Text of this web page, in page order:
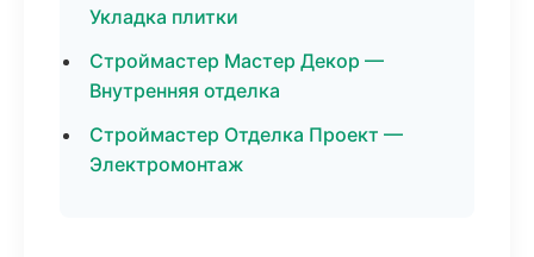
Укладка плитки
Строймастер Мастер Декор —
Внутренняя отделка
Строймастер Отделка Проект —
Электромонтаж